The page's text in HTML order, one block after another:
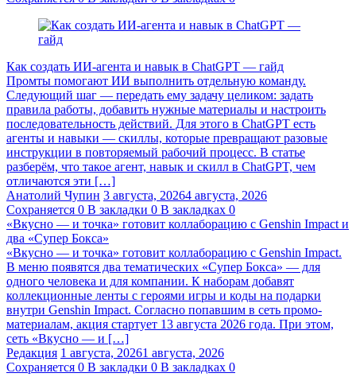
Как создать ИИ-агента и навык в ChatGPT — гайд
Промты помогают ИИ выполнить отдельную команду.
Следующий шаг — передать ему задачу целиком: задать
правила работы, добавить нужные материалы и настроить
последовательность действий. Для этого в ChatGPT есть
агенты и навыки — скиллы, которые превращают разовые
инструкции в повторяемый рабочий процесс. В статье
разберём, что такое агент, навык и скилл в ChatGPT, чем
отличаются эти […]
Анатолий Чупин 3 августа, 20264 августа, 2026
Сохраняется 0 В закладки 0 В закладках 0
«Вкусно — и точка» готовит коллаборацию с Genshin Impact и
два «Супер Бокса»
«Вкусно — и точка» готовит коллаборацию с Genshin Impact.
В меню появятся два тематических «Супер Бокса» — для
одного человека и для компании. К наборам добавят
коллекционные ленты с героями игры и коды на подарки
внутри Genshin Impact. Согласно попавшим в сеть промо-
материалам, акция стартует 13 августа 2026 года. При этом,
сеть «Вкусно — и […]
Редакция 1 августа, 20261 августа, 2026
Сохраняется 0 В закладки 0 В закладках 0